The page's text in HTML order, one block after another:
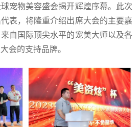
宠物美容盛会揭开辉煌序幕。此次
表，将隆重介绍出席大会的主要嘉
自国际顶尖水平的宠美大师以及各
会的支持品牌。